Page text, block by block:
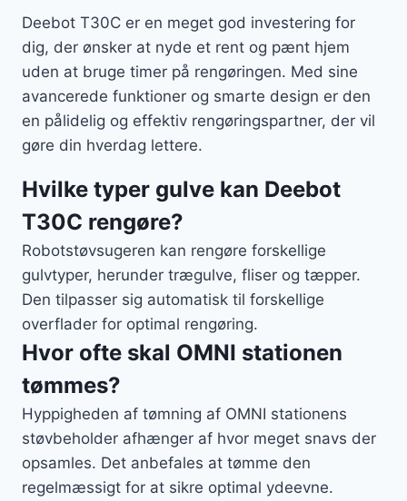
Deebot T30C er en meget god investering for
dig, der ønsker at nyde et rent og pænt hjem
uden at bruge timer på rengøringen. Med sine
avancerede funktioner og smarte design er den
en pålidelig og effektiv rengøringspartner, der vil
gøre din hverdag lettere.
Hvilke typer gulve kan Deebot
T30C rengøre?
Robotstøvsugeren kan rengøre forskellige
gulvtyper, herunder trægulve, fliser og tæpper.
Den tilpasser sig automatisk til forskellige
overflader for optimal rengøring.
Hvor ofte skal OMNI stationen
tømmes?
Hyppigheden af tømning af OMNI stationens
støvbeholder afhænger af hvor meget snavs der
opsamles. Det anbefales at tømme den
regelmæssigt for at sikre optimal ydeevne.